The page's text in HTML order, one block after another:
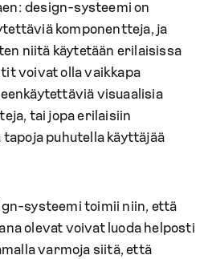
design-systeemi on
komponentteja, ja
niitä käytetään erilaisissa
voivat olla vaikkapa
visuaalisia
tai jopa erilaisiin
puhutella käyttäjää
systeemi toimii niin, että
olevat voivat luoda helposti
varmoja siitä, että